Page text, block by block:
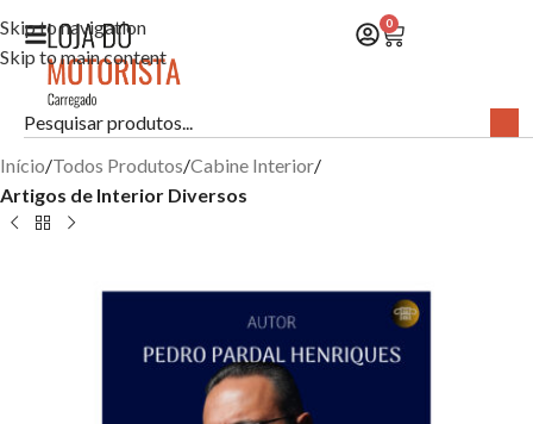
Skip to navigation
Skip to main content
0
Início Todos Produtos Cabine Interior
Artigos de Interior Diversos